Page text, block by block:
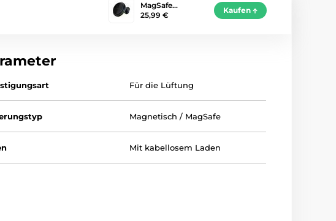
MagSafe…
25,99 €
Kaufen
Für die Lüftung
Magnetisch / MagSafe
Mit kabellosem Laden